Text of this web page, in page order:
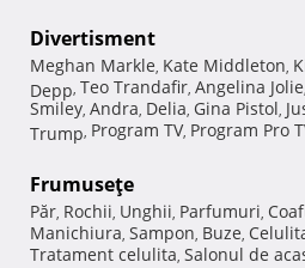
Divertisment
Meghan Markle, Kate Middleton,
Depp, Teo Trandafir, Angelina Jolie,
Smiley, Andra, Delia, Gina Pistol,
Trump, Program TV, Program Pro
Frumuseţe
Păr, Rochii, Unghii, Parfumuri,
Manichiura, Sampon, Buze,
Tratament celulita, Salonul de